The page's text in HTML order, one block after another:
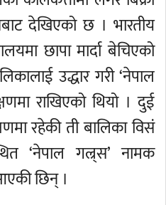
देखिएको छ । भारतीय
छापा मार्दा बेचिएको
उद्धार गरी ‘नेपाल
राखिएको थियो । दुई
रहेकी ती बालिका विसं
‘नेपाल गल्र्स’ नामक
छिन् ।